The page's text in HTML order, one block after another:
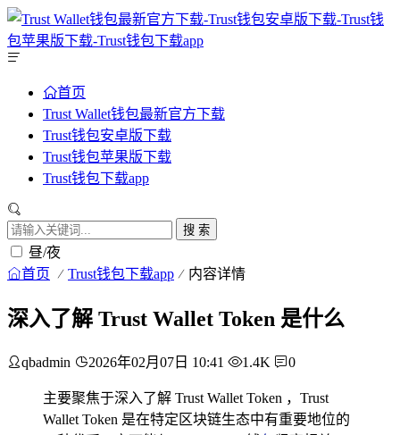
首页
Trust Wallet钱包最新官方下载
Trust钱包安卓版下载
Trust钱包苹果版下载
Trust钱包下载app
搜 索
昼/夜
首页 Trust钱包下载app 内容详情
深入了解 Trust Wallet Token 是什么
qbadmin 2026年02月07日 10:41 1.4K 0
主要聚焦于深入了解 Trust Wallet Token ，Trust
Wallet Token 是在特定区块链生态中有重要地位的